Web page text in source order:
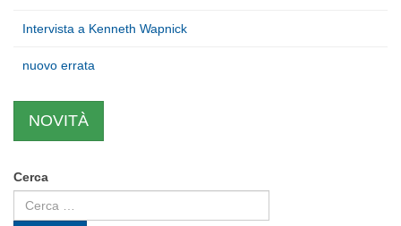
Intervista a Kenneth Wapnick
nuovo errata
NOVITÀ
Cerca